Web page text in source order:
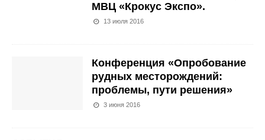
МВЦ «Крокус Экспо».
13 июля 2016
Конференция «Опробование
рудных месторождений:
проблемы, пути решения»
3 июня 2016